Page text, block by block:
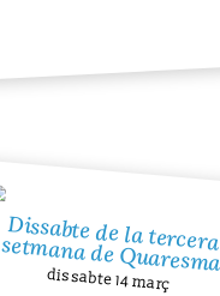
Dissabte de la tercera setmana de Quaresma
dissabte 14 març